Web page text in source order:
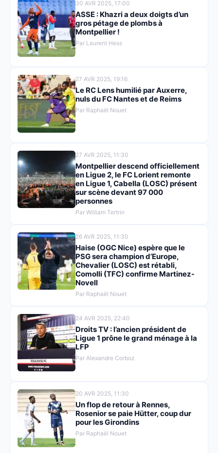
30 AVR 2025, 17:00
ASSE : Khazri a deux doigts d’un
gros pétage de plombs à
Montpellier !
Par Laurent Hess
27 AVR 2025, 19:16
Le RC Lens humilié par Auxerre,
nuls du FC Nantes et de Reims
Par Raphaël Nouet
27 AVR 2025, 11:30
Montpellier descend officiellement
en Ligue 2, le FC Lorient remonte
en Ligue 1, Cabella (LOSC) présent
sur scène devant 97 000
personnes
Par William Tertrin
26 AVR 2025, 11:30
Haise (OGC Nice) espère que le
PSG sera champion d’Europe,
Chevalier (LOSC) est rétabli,
Comolli (TFC) confirme Martinez-
Novell
Par Raphaël Nouet
24 AVR 2025, 22:40
Droits TV : l’ancien président de
Ligue 1 prône le grand ménage à la
LFP
Par Alexandre Corboz
20 AVR 2025, 11:30
Un flop de retour à Rennes,
Rosenior se paie Hütter, coup dur
pour les Girondins
Par Raphaël Nouet